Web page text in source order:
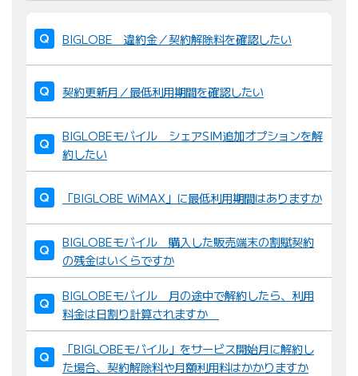
び
替
え
：
BIGLOBE 違約金／契約解除料を確認したい
契約更新月／最低利用期間を確認したい
BIGLOBEモバイル シェアSIM追加オプションを解
約したい
「BIGLOBE WiMAX」に最低利用期間はありますか
BIGLOBEモバイル 購入した販売端末の割賦契約
の残金はいくらですか
BIGLOBEモバイル 月の途中で解約したら、利用
料金は日割り計算されますか
「BIGLOBEモバイル」をサービス開始月に解約し
た場合、契約解除料や月額利用料はかかりますか